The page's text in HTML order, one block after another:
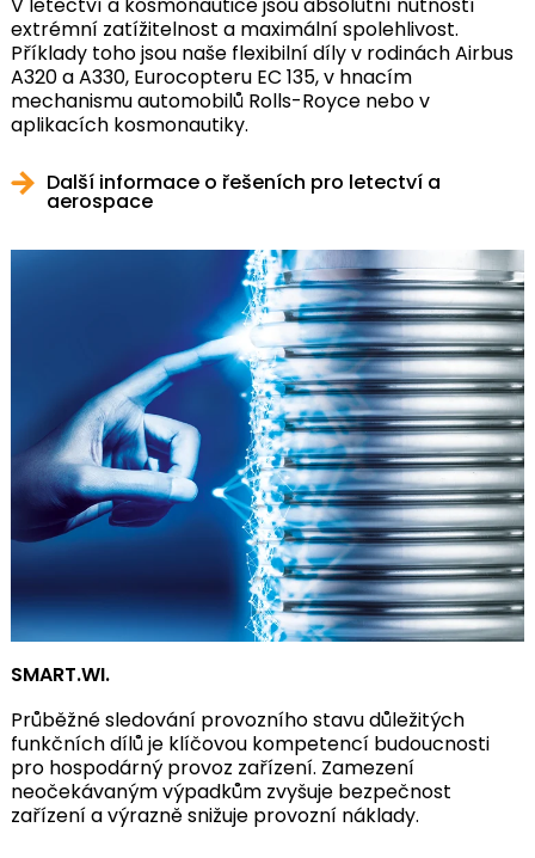
V letectví a kosmonautice jsou absolutní nutností
extrémní zatížitelnost a maximální spolehlivost.
Příklady toho jsou naše flexibilní díly v rodinách Airbus
A320 a A330, Eurocopteru EC 135, v hnacím
mechanismu automobilů Rolls-Royce nebo v
aplikacích kosmonautiky.
Další informace o řešeních pro letectví a
aerospace
SMART.WI.
Průběžné sledování provozního stavu důležitých
funkčních dílů je klíčovou kompetencí budoucnosti
pro hospodárný provoz zařízení. Zamezení
neočekávaným výpadkům zvyšuje bezpečnost
zařízení a výrazně snižuje provozní náklady.